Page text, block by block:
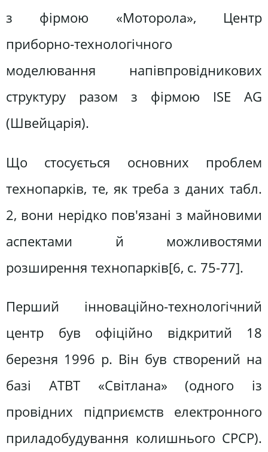
з фірмою «Моторола», Центр
приборно-технологічного
моделювання напівпровідникових
структуру разом з фірмою ISE AG
(Швейцарія).
Що стосується основних проблем
технопарків, те, як треба з даних табл.
2, вони нерідко пов'язані з майновими
аспектами й можливостями
розширення технопарків[6, c. 75-77].
Перший інноваційно-технологічний
центр був офіційно відкритий 18
березня 1996 р. Він був створений на
базі АТВТ «Світлана» (одного із
провідних підприємств електронного
приладобудування колишнього СРСР).